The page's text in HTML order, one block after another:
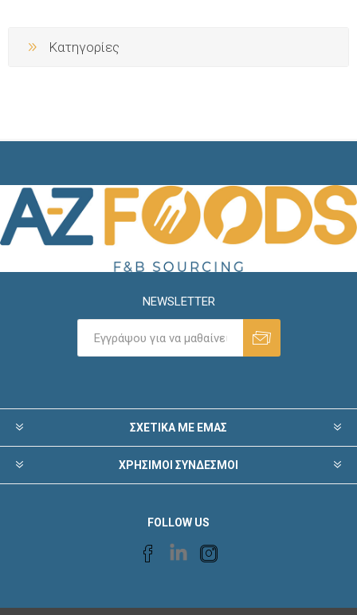
Κατηγορίες
NEWSLETTER
ΣΧΕΤΙΚΑ ΜΕ ΕΜΑΣ
ΧΡΗΣΙΜΟΙ ΣΥΝΔΕΣΜΟΙ
FOLLOW US